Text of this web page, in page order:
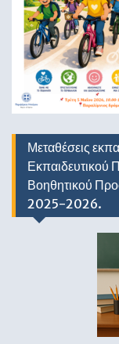
Μεταθέσεις
Εκπαιδευτικού
Βοηθητικού
2025-2026.